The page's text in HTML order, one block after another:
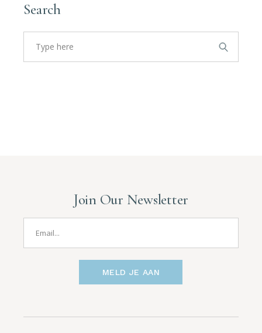
Search
Search
for:
Join Our Newsletter
MELD JE AAN